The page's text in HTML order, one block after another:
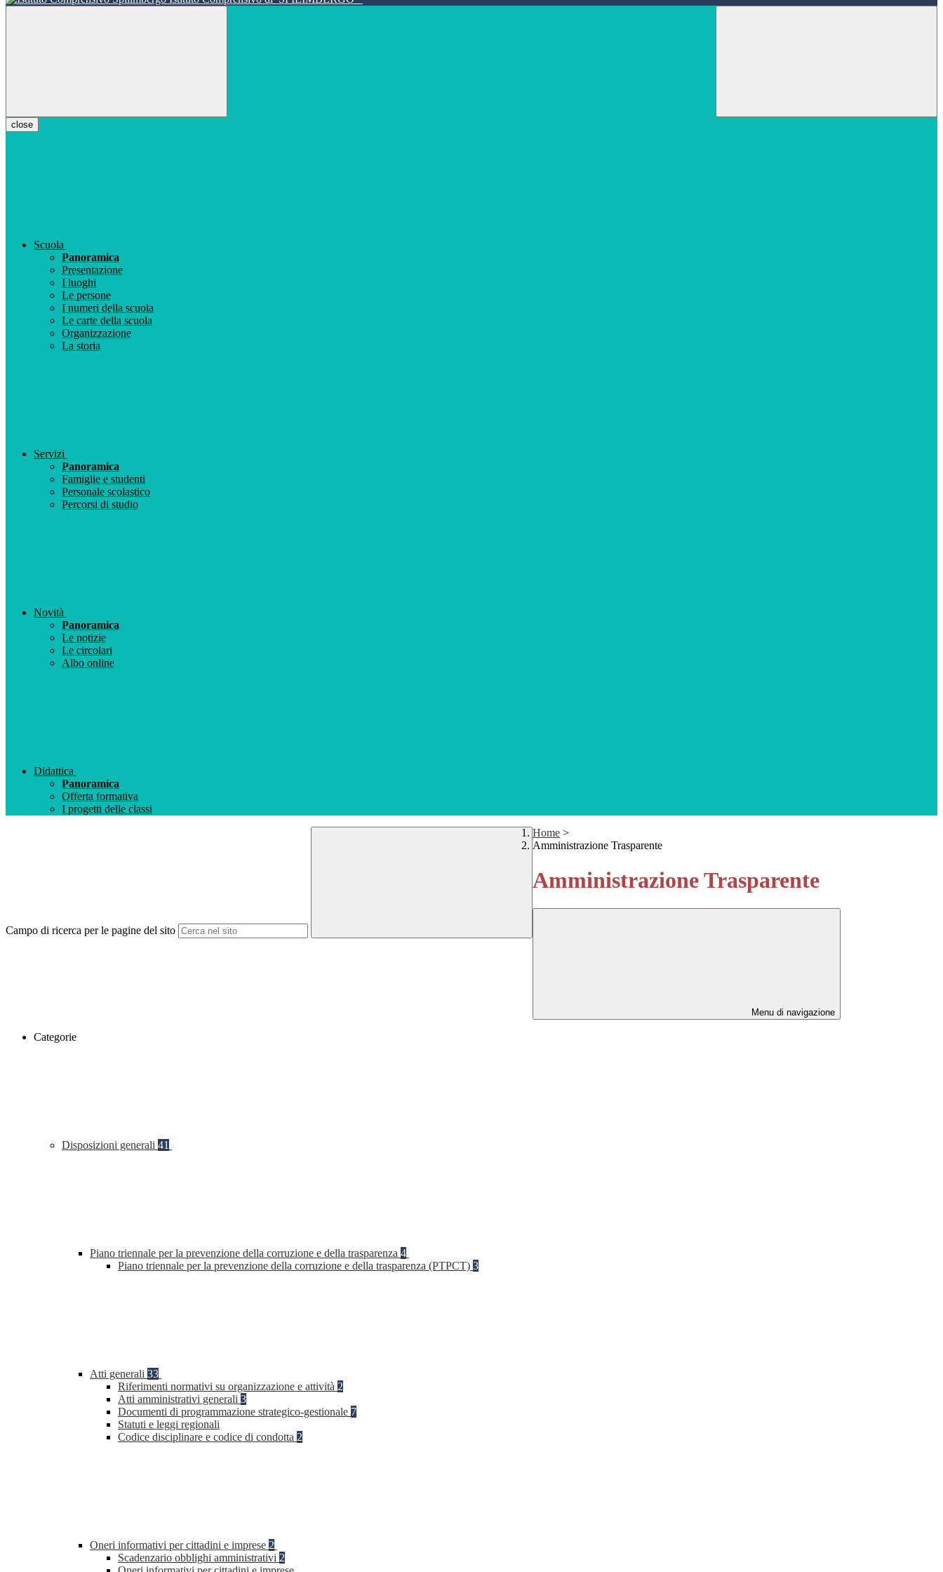
close
Scuola
Panoramica
Presentazione
I luoghi
Le persone
I numeri della scuola
Le carte della scuola
Organizzazione
La storia
Servizi
Panoramica
Famiglie e studenti
Personale scolastico
Percorsi di studio
Novità
Panoramica
Le notizie
Le circolari
Albo online
Didattica
Panoramica
Offerta formativa
I progetti delle classi
Campo di ricerca per le pagine del sito
Home >
Amministrazione Trasparente
Amministrazione Trasparente
Menu di navigazione
Categorie
Disposizioni generali 41
Piano triennale per la prevenzione della corruzione e della trasparenza 4
Piano triennale per la prevenzione della corruzione e della trasparenza (PTPCT) 3
Atti generali 33
Riferimenti normativi su organizzazione e attività 2
Atti amministrativi generali 3
Documenti di programmazione strategico-gestionale 7
Statuti e leggi regionali
Codice disciplinare e codice di condotta 2
Oneri informativi per cittadini e imprese 2
Scadenzario obblighi amministrativi 2